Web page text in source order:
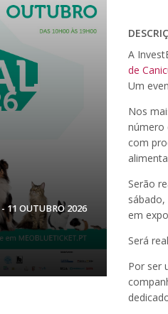
11 OUTUBRO 2026
A
de
Um
Nos
número
com
Serão
em
Será
Por ser